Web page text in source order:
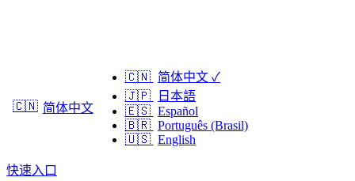
🇨🇳 简体中文
🇨🇳 简体中文 ✓
🇯🇵
日本語
🇪🇸 Español
🇧🇷 Português (Brasil)
🇺🇸 English
快速入口